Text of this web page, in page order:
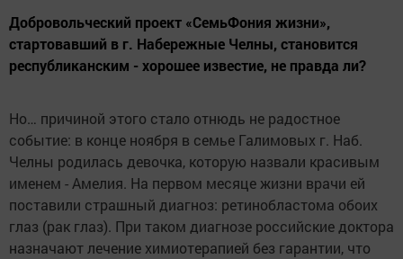
Добровольческий проект «СемьФония жизни»,
стартовавший в г. Набережные Челны, становится
республиканским - хорошее известие, не правда ли?
Но… причиной этого стало отнюдь не радостное
событие: в конце ноября в семье Галимовых г. Наб.
Челны родилась девочка, которую назвали красивым
именем - Амелия. На первом месяце жизни врачи ей
поставили страшный диагноз: ретинобластома обоих
глаз (рак глаз). При таком диагнозе российские доктора
назначают лечение химиотерапией без гарантии, что